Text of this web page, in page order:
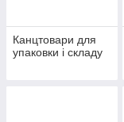
Канцтовари для
упаковки і складу